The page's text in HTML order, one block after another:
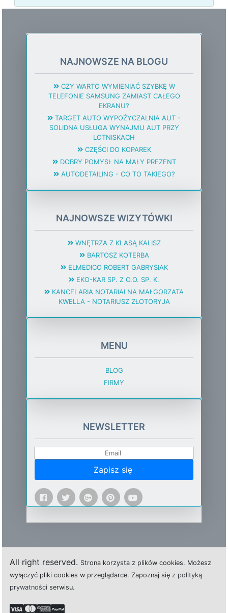
NAJNOWSZE NA BLOGU
CZY WARTO WYMIENIAĆ SZYBKĘ W
TELEFONIE SAMSUNG ZAMIAST CAŁEGO
EKRANU?
TARGET AUTO WYPOŻYCZALNIA AUT -
SOLIDNA USŁUGA WYNAJMU AUT PRZY
LOTNISKACH
CZĘŚCI DO KOPAREK
DOBRY POMYSŁ NA MAŁY PREZENT
AUTODETAILING - CO TO TAKIEGO?
NAJNOWSZE WIZYTÓWKI
WNĘTRZA Z KLASĄ KALISZ
BARTOSZ KOTERBA
ELMEDICO ROBERT GABRYSIAK
EKO-KAR SP. Z O.O. SP. K.
KANCELARIA NOTARIALNA MAŁGORZATA
KWELLA - NOTARIUSZ ZŁOTORYJA
MENU
BLOG
FIRMY
NEWSLETTER
Zapisz się
All right reserved. Strona korzysta z plików cookies. Możesz
wyłączyć pliki cookies w przeglądarce. Zapoznaj się z polityką
prywatności serwisu.